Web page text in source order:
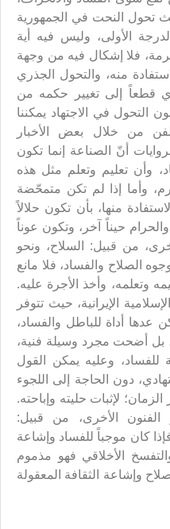
تحول النحت في الجمهورية
الأولى، وليس فيه أية
فلا إشكال فيه من وجهة
منه، والتحول الجذري
قطعاً إلى تغيير حكمه من
التحول في الاجتهاد يمكننا
من خلال بعض الأخبار
أنّ الصناعة إنما تكون
وأن تعليم وتعلم مثل هذه
وأما إذا لم تكن متمحّضة
منها، بأن تكون حلالاً
والحرام حيناً آخر، وتكون عوناً
من قبيل: السلاح، ونحو
الصلاح والفساد، فلا مانع
وتعلمه، وأخذ الأجرة عليه.
الإيرانية، حيث تتوفر
عدها أداة للباطل والفساد،
بل أضحت مجرد وسيلة فنية،
للفساد، وعليه يمكن القول
دون الحاجة إلى اللجوء
الزمان؛ لإثبات حليته وإباحته.
الفنون الأخرى، من قبيل:
كان موجباً للفساد وإشاعة
الأخلاقي فهو مذموم
وإشاعة الثقافة المعقولة